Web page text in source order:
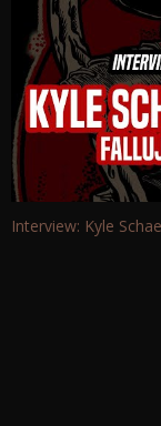
Interview: Kyle